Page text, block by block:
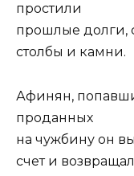
простили
прошлые долги,
столбы и камни.
Афинян,
проданных
на чужбину он
счет и